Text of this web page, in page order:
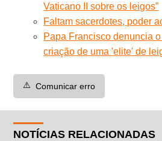
Vaticano II sobre os leigos”
Faltam sacerdotes, poder
Papa Francisco denuncia
criação de uma 'elite' de
⚠️ Comunicar erro
NOTÍCIAS RELACIONADAS